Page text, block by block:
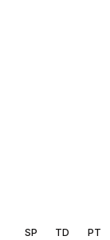
SP TD PT